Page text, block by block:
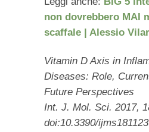
non dovrebbero MAI
scaffale | Alessio
Vitamin D Axis in
Diseases: Role,
Future Perspectives
Int. J. Mol. Sci. 2017,
doi:10.3390/